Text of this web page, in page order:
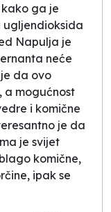
ga je
Napulja je
neće
da ovo
a mogućnost
i komične
je da
je svijet
komične,
ipak se